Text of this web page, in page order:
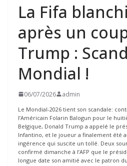
La Fifa
après un
Trump :
Mondial !
06/07/2026 admin
Le Mondial-2026 tient son scandale:
l’Américain Folarin Balogun pour le
Belgique, Donald Trump a appelé le
Infantino, et le joueur a finalement été
ingérence qui suscite un tollé. Deux
confirmé dimanche à l’AFP que le
longue date son amitié avec le patron